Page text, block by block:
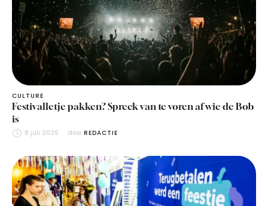
CULTURE
Festivalletje pakken? Spreek van te voren af wie de Bob
is
8 juli 2026 door REDACTIE